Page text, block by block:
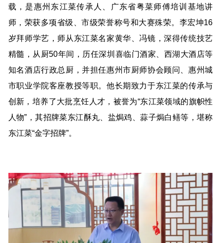
载，是惠州东江菜传承人、广东省粤菜师傅培训基地讲
师，荣获多项省级、市级荣誉称号和大赛殊荣。李宏坤16
岁拜师学艺，师从东江菜名家黄华、冯镜，深得传统技艺
精髓，从厨50年间，历任深圳喜临门酒家、西湖大酒店等
知名酒店行政总厨，并担任惠州市厨师协会顾问、惠州城
市职业学院客座教授等职。他长期致力于东江菜的传承与
创新，培养了大批烹饪人才，被誉为“东江菜领域的旗帜性
人物”，其招牌菜东江酥丸、盐焗鸡、蒜子焗白鳝等，堪称
东江菜“金字招牌”。